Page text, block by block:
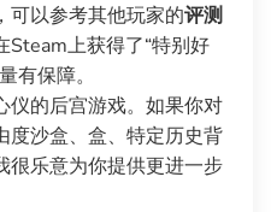
可以参考其他玩家的评测
Steam上获得了“特别好
有保障。
仪的后宫游戏。如果你对
度沙盒、盒、特定历史背
很乐意为你提供更进一步